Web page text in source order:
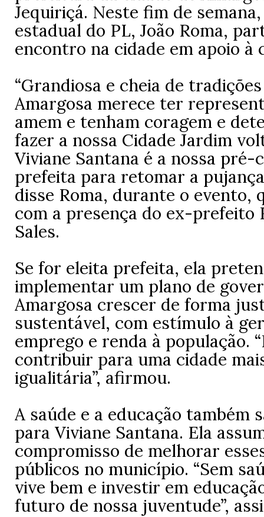
Jequiriçá. Neste fim de
estadual do PL, João Roma,
encontro na cidade em apoio à
“Grandiosa e cheia de
Amargosa merece ter
amem e tenham coragem e
fazer a nossa Cidade Jardim
Viviane Santana é a nossa pré-
prefeita para retomar a pujança
disse Roma, durante o evento,
com a presença do ex-prefeito
Sales.
Se for eleita prefeita, ela
implementar um plano de
Amargosa crescer de forma
sustentável, com estímulo à
emprego e renda à população.
contribuir para uma cidade
igualitária”, afirmou.
A saúde e a educação também
para Viviane Santana. Ela
compromisso de melhorar
públicos no município. “Sem
vive bem e investir em
futuro de nossa juventude”,